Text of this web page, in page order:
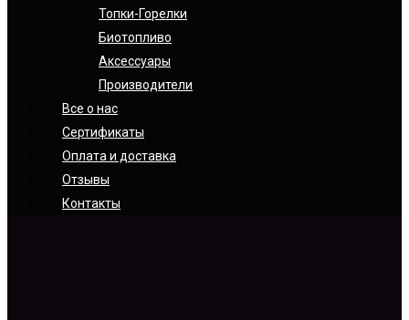
Топки-Горелки
Биотопливо
Аксессуары
Производители
Все о нас
Сертификаты
Оплата и доставка
Отзывы
Контакты